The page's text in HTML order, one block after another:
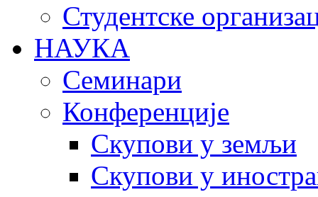
Студентске
НАУКА
Семинари
Конференције
Скупови у земљи
Скупови у